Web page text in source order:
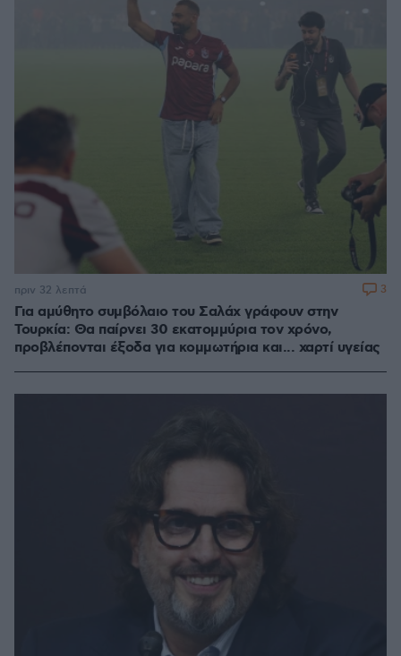
Για αμύθητο συμβόλαιο του Σαλάχ γράφουν στην
Τουρκία: Θα παίρνει 30 εκατομμύρια τον χρόνο,
προβλέπονται έξοδα για κομμωτήρια και... χαρτί υγείας
πριν 32 λεπτά 3